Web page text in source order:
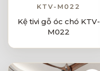
KTV-M022
Kệ tivi gỗ óc chó KTV-
M022